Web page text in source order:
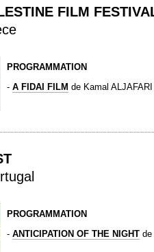
FILM
PROGRAMMATION
- A FIDAI FILM de Kamal ALJAFARI
PROGRAMMATION
- ANTICIPATION OF THE NIGHT de